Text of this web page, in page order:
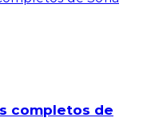
completos de